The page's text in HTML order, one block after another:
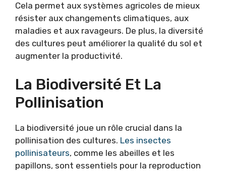
Cela permet aux systèmes agricoles de mieux
résister aux changements climatiques, aux
maladies et aux ravageurs. De plus, la diversité
des cultures peut améliorer la qualité du sol et
augmenter la productivité.
La Biodiversité Et La
Pollinisation
La biodiversité joue un rôle crucial dans la
pollinisation des cultures. Les insectes
pollinisateurs, comme les abeilles et les
papillons, sont essentiels pour la reproduction